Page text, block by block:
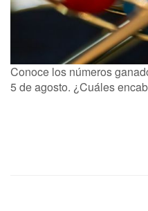
Conoce los números
5 de agosto. ¿Cuáles